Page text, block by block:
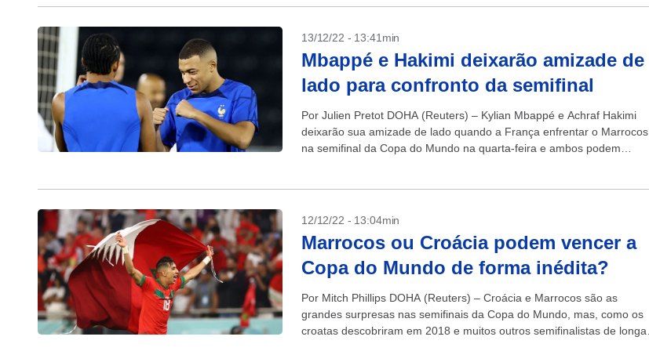
13/12/22 - 13:41min
Mbappé e Hakimi deixarão amizade de
lado para confronto da semifinal
Por Julien Pretot DOHA (Reuters) – Kylian Mbappé e Achraf Hakimi
deixarão sua amizade de lado quando a França enfrentar o Marrocos
na semifinal da Copa do Mundo na quarta-feira e ambos podem
12/12/22 - 13:04min
Marrocos ou Croácia podem vencer a
Copa do Mundo de forma inédita?
Por Mitch Phillips DOHA (Reuters) – Croácia e Marrocos são as
grandes surpresas nas semifinais da Copa do Mundo, mas, como os
croatas descobriram em 2018 e muitos outros semifinalistas de longa